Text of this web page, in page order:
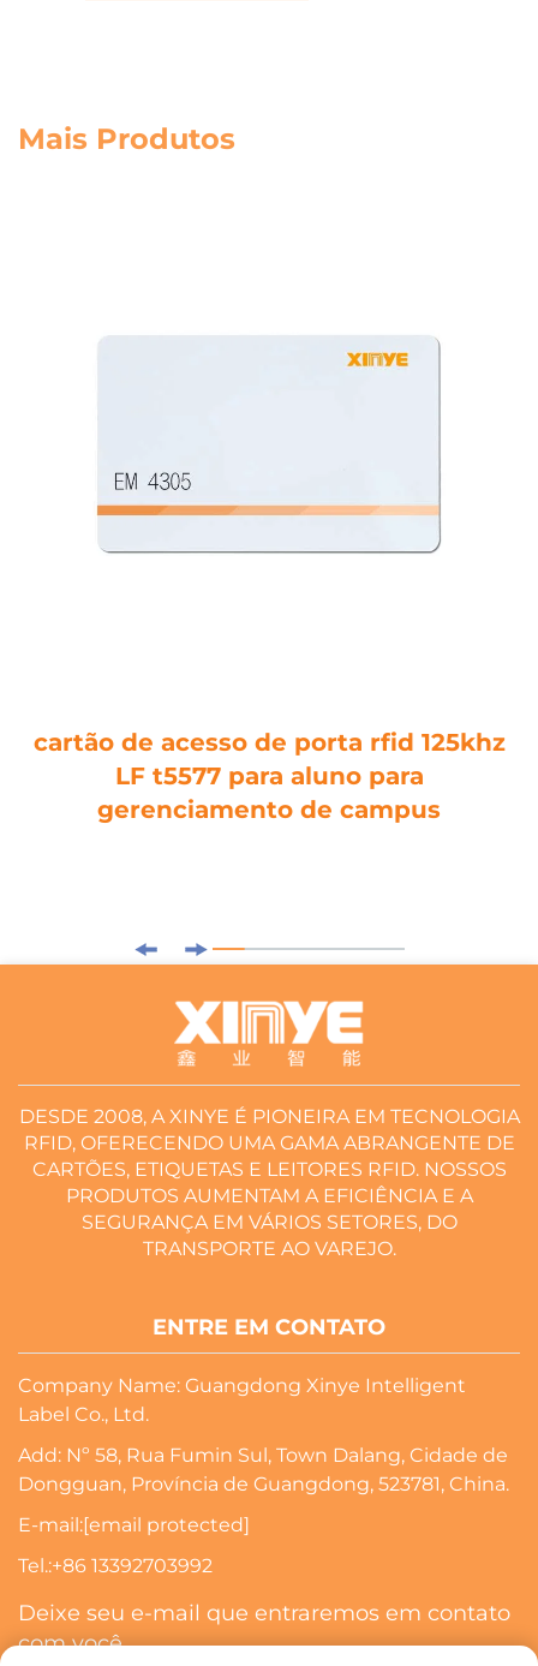
Mais Produtos
cartão de acesso de porta rfid 125khz
LF t5577 para aluno para
gerenciamento de campus
DESDE 2008, A XINYE É PIONEIRA EM TECNOLOGIA
RFID, OFERECENDO UMA GAMA ABRANGENTE DE
CARTÕES, ETIQUETAS E LEITORES RFID. NOSSOS
PRODUTOS AUMENTAM A EFICIÊNCIA E A
SEGURANÇA EM VÁRIOS SETORES, DO
TRANSPORTE AO VAREJO.
ENTRE EM CONTATO
Company Name: Guangdong Xinye Intelligent
Label Co., Ltd.
Add: Nº 58, Rua Fumin Sul, Town Dalang, Cidade de
Dongguan, Província de Guangdong, 523781, China.
E-mail:[email protected]
Tel.:+86 13392703992
Deixe seu e-mail que entraremos em contato
com você